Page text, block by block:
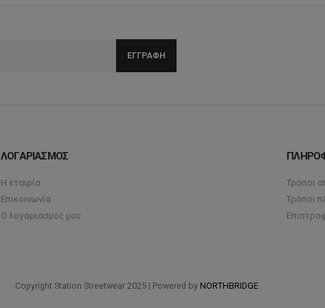
ΛΟΓΑΡΙΑΣΜΟΣ
Η εταιρία
Επικοινωνία
Ο λογαριασμός μου
Τρόποι
Τρόποι
Copyright Station Streetwear 2025 | Powered by NORTHBRIDGE